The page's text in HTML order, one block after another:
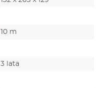
10 m
3 lata